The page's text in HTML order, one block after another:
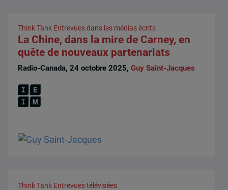
Think Tank Entrevues dans les médias écrits
La Chine, dans la mire de Carney, en
quête de nouveaux partenariats
Radio-Canada, 24 octobre 2025,Guy Saint-Jacques
Think Tank Entrevues télévisées